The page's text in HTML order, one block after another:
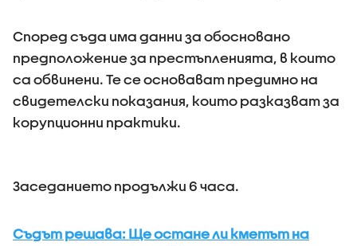
Според съда има данни за обосновано
предположение за престъпленията, в които
са обвинени. Те се основават предимно на
свидетелски показания, които разказват за
корупционни практики.
Заседанието продължи 6 часа.
Съдът решава: Ще остане ли кметът на